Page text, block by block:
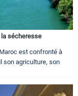
sécheresse
est confronté à
son agriculture, son